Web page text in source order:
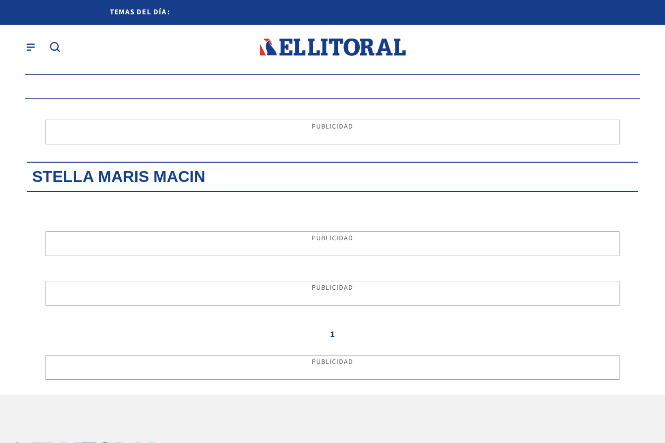
TEMAS DEL DÍA:
PUBLICIDAD
STELLA MARIS MACIN
PUBLICIDAD
PUBLICIDAD
1
PUBLICIDAD